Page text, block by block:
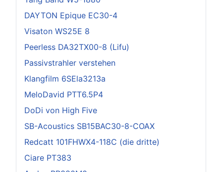
DAYTON Epique EC30-4
Visaton WS25E 8
Peerless DA32TX00-8 (Lifu)
Passivstrahler verstehen
Klangfilm 6SEla3213a
MeloDavid PTT6.5P4
DoDi von High Five
SB-Acoustics SB15BAC30-8-COAX
Redcatt 101FHWX4-118C (die dritte)
Ciare PT383